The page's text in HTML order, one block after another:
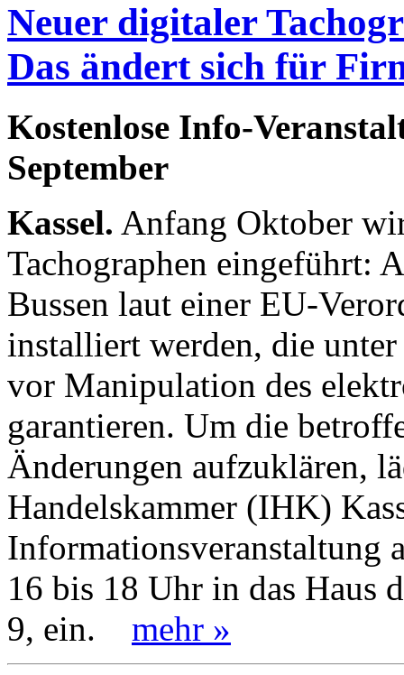
Neuer digitaler
Das ändert sich für
Kostenlose Info-
September
Kassel. Anfang Oktober
Tachographen eingeführt:
Bussen laut einer EU-
installiert werden, die unter
vor Manipulation des
garantieren. Um die
Änderungen aufzuklären,
Handelskammer (IHK)
Informationsveranstaltung
16 bis 18 Uhr in das Haus
9, ein. mehr »